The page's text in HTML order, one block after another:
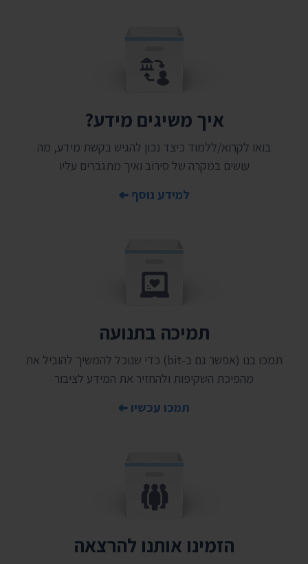
איך משיגים מידע?
בואו לקרוא/ללמוד כיצד נכון להגיש בקשת מידע, מה
עושים במקרה של סירוב ואיך מתגברים עליו
למידע נוסף
תמיכה בתנועה
תמכו בנו (אפשר גם ב-bit) כדי שנוכל להמשיך להוביל את
מהפיכת השקיפות ולהחזיר את המידע לציבור
תמכו עכשיו
הזמינו אותנו להרצאה